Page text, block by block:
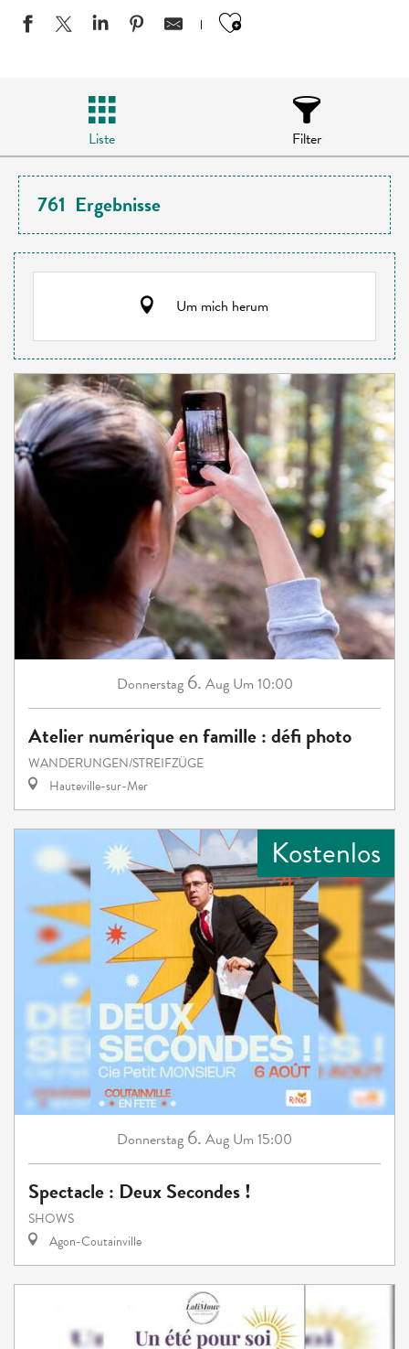
Ajouter aux
Liste Filter
761 Ergebnisse
Um mich herum
Donnerstag 6. Aug Um 10:00
Atelier numérique en famille : défi photo
WANDERUNGEN/STREIFZÜGE
Hauteville-sur-Mer
Kostenlos
Donnerstag 6. Aug Um 15:00
Spectacle : Deux Secondes !
SHOWS
Agon-Coutainville